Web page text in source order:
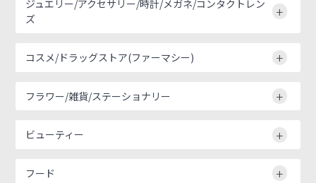
ジュエリー/アクセサリー/時計/メガネ/コンタクトレン
ズ
コスメ/ドラッグストア(ファーマシー)
フラワー/雑貨/ステーショナリー
ビューティー
フード